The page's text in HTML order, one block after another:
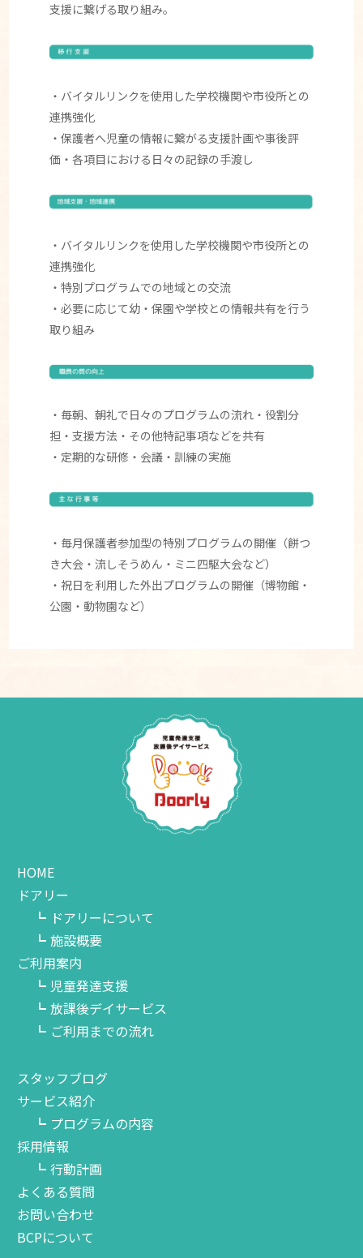
支援に繋げる取り組み。
・バイタルリンクを使用した学校機関や市役所との
連携強化
・保護者へ児童の情報に繋がる支援計画や事後評
価・各項目における日々の記録の手渡し
・バイタルリンクを使用した学校機関や市役所との
連携強化
・特別プログラムでの地域との交流
・必要に応じて幼・保園や学校との情報共有を行う
取り組み
・毎朝、朝礼で日々のプログラムの流れ・役割分
担・支援方法・その他特記事項などを共有
・定期的な研修・会議・訓練の実施
・毎月保護者参加型の特別プログラムの開催（餅つ
き大会・流しそうめん・ミニ四駆大会など）
・祝日を利用した外出プログラムの開催（博物館・
公園・動物園など）
HOME
ドアリー
ドアリーについて
施設概要
ご利用案内
児童発達支援
放課後デイサービス
ご利用までの流れ
スタッフブログ
サービス紹介
プログラムの内容
採用情報
行動計画
よくある質問
お問い合わせ
BCPについて